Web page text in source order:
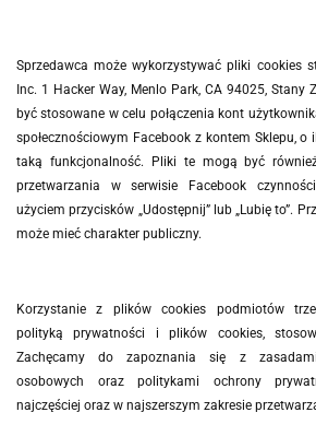
Sprzedawca może wykorzystywać pliki cookies
Inc. 1 Hacker Way, Menlo Park, CA 94025, Stany
być stosowane w celu połączenia kont
społecznościowym Facebook z kontem Sklepu, o
taką funkcjonalność. Pliki te mogą być
przetwarzania w serwisie Facebook
użyciem przycisków „Udostępnij” lub „Lubię to”.
może mieć charakter publiczny.
Korzystanie z plików cookies podmiotów
polityką prywatności i plików cookies,
Zachęcamy do zapoznania się z
osobowych oraz politykami ochrony
najczęściej oraz w najszerszym zakresie